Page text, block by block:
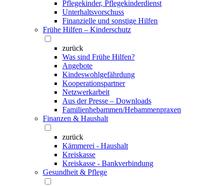
Pflegekinder, Pflegekinderdienst
Unterhaltsvorschuss
Finanzielle und sonstige Hilfen
Frühe Hilfen – Kinderschutz
zurück
Was sind Frühe Hilfen?
Angebote
Kindeswohlgefährdung
Kooperationspartner
Netzwerkarbeit
Aus der Presse – Downloads
Familienhebammen/Hebammenpraxen
Finanzen & Haushalt
zurück
Kämmerei - Haushalt
Kreiskasse
Kreiskasse - Bankverbindung
Gesundheit & Pflege